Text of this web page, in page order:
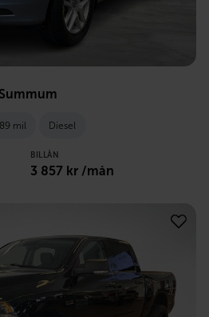
mil Diesel
BILLÅN
3 857 kr /mån